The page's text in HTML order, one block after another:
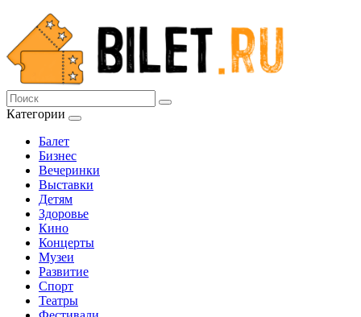
Категории
Балет
Бизнес
Вечеринки
Выставки
Детям
Здоровье
Кино
Концерты
Музеи
Развитие
Спорт
Театры